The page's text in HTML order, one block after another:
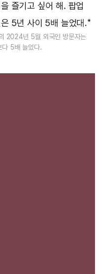
즐기고 싶어 해. 팝업
5년 사이 5배 늘었대.*
2024년 5월 외국인 방문자는
5배 늘었다.